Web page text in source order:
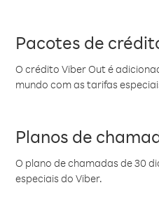
Pacotes de
O crédito Viber Out é
mundo com as tarifas
Planos de
O plano de chamadas de 30
especiais do Viber.